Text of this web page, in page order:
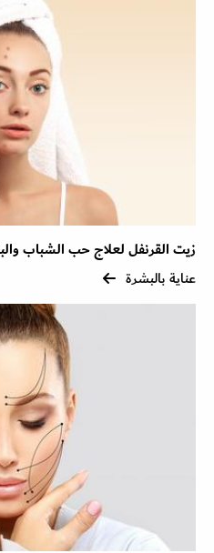
زيت القرنفل لعلاج حب الشباب
عناية بالبشرة